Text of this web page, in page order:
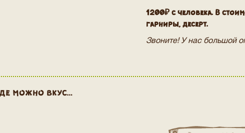
1200₽ с человека. В
гарниры, десерт.
Звоните! У нас большой
можно вкус…